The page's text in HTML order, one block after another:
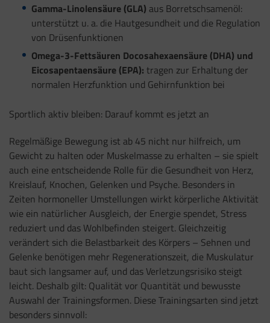
Gamma-Linolensäure (GLA) aus Borretschsamenöl:
unterstützt u. a. die Hautgesundheit und die Regulation
von Drüsenfunktionen
Omega-3-Fettsäuren Docosahexaensäure (DHA) und
Eicosapentaensäure (EPA): tragen zur Erhaltung der
normalen Herzfunktion und Gehirnfunktion bei
Sportlich aktiv bleiben: Darauf kommt es jetzt an
Regelmäßige Bewegung ist ab 45 nicht nur hilfreich, um
Gewicht zu halten oder Muskelmasse zu erhalten – sie spielt
auch eine entscheidende Rolle für die Gesundheit von Herz,
Kreislauf, Knochen, Gelenken und Psyche. Besonders in
Zeiten hormoneller Umstellungen wirkt körperliche Aktivität
wie ein natürlicher Ausgleich, der Energie spendet, Stress
reduziert und das Wohlbefinden steigert. Gleichzeitig
verändert sich die Belastbarkeit des Körpers – Sehnen und
Gelenke benötigen mehr Regenerationszeit, die Muskulatur
baut sich langsamer auf, und das Verletzungsrisiko steigt
leicht. Deshalb gilt: Qualität vor Quantität und bewusste
Auswahl der Trainingsformen. Diese Trainingsarten sind jetzt
besonders sinnvoll: